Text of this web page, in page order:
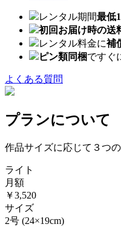
レンタル期間最低
初回お届け時の送
レンタル料金に補
ピン類同梱ですぐ
よくある質問
プランについて
作品サイズに応じて３つ
ライト
月額
￥3,520
サイズ
2号 (24×19cm)